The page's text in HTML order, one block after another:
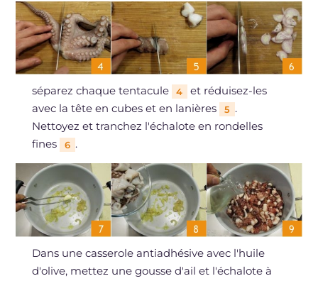
séparez chaque tentacule 4
et réduisez-les
avec la tête en cubes et en lanières
5 .
Nettoyez et tranchez l'échalote en rondelles
fines
6 .
Dans une casserole antiadhésive avec l'huile
d'olive, mettez une gousse d'ail et l'échalote à